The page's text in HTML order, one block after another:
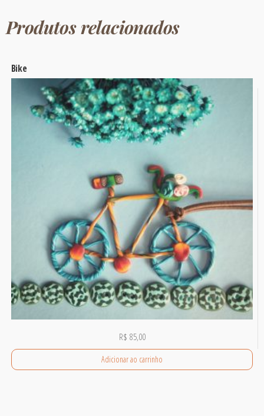
Produtos relacionados
Bike
R$ 85,00
Adicionar ao carrinho